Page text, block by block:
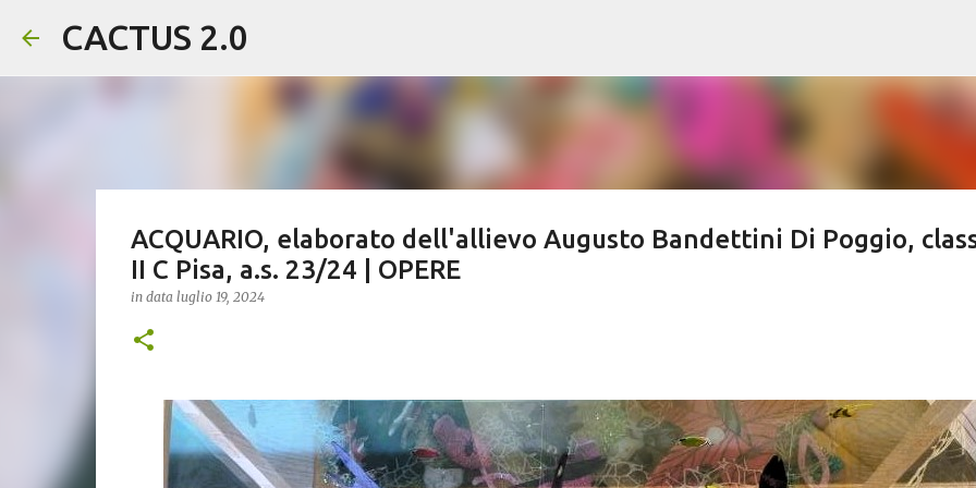
CACTUS 2.0
ACQUARIO, elaborato dell'allievo Augusto Bandettini Di Poggio,
II C Pisa, a.s. 23/24 | OPERE
in data luglio 19, 2024